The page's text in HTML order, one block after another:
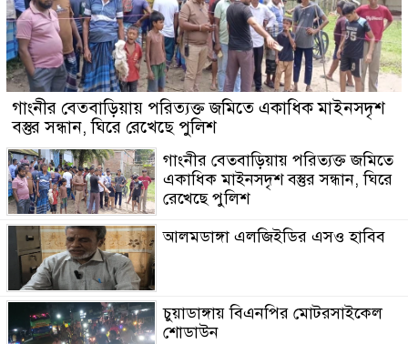
গাংনীর বেতবাড়িয়ায় পরিত্যক্ত জমিতে একাধিক মাইনসদৃশ
বস্তুর সন্ধান, ঘিরে রেখেছে পুলিশ
গাংনীর বেতবাড়িয়ায় পরিত্যক্ত জমিতে
একাধিক মাইনসদৃশ বস্তুর সন্ধান, ঘিরে
রেখেছে পুলিশ
আলমডাঙ্গা এলজিইডির এসও হাবিব
চুয়াডাঙ্গায় বিএনপির মোটরসাইকেল
শোডাউন